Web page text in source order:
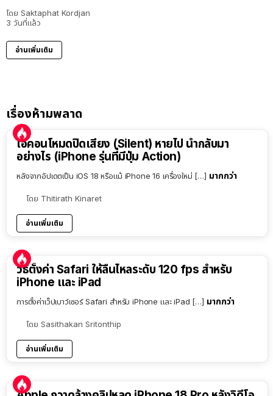
โดย Saktaphat Kordjan
3 วันที่แล้ว
อ่านเพิ่มเติม
เรื่องห้ามพลาด
ไอคอนโหมดปิดเสียง (Silent) หายไป นำกลับมา
อย่างไร (iPhone รุ่นที่มีปุ่ม Action)
หลังจากอัปเดตเป็น iOS 18 หรือแม้ iPhone 16 เครื่องใหม่ […] มากกว่า
โดย Thitirath Kinaret
อ่านเพิ่มเติม
วิธีตั้งค่า Safari ให้ลื่นไหลระดับ 120 fps สำหรับ
iPhone และ iPad
การตั้งค่าเว็ปเบาว์เซอร์ Safari สำหรับ iPhone และ iPad […] มากกว่า
โดย Sasithakan Sritonthip
อ่านเพิ่มเติม